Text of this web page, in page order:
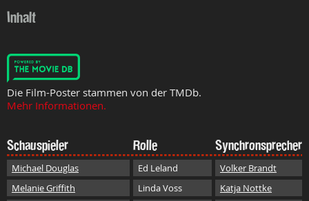
Inhalt
Die Film-Poster stammen von der TMDb.
Mehr Informationen.
Schauspieler Rolle Synchronsprecher
Michael Douglas Ed Leland
Volker Brandt
Melanie Griffith
Linda Voss
Katja Nottke